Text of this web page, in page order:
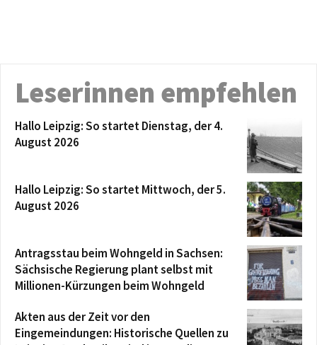
Leserinnen empfehlen
Hallo Leipzig: So startet Dienstag, der 4.
August 2026
Hallo Leipzig: So startet Mittwoch, der 5.
August 2026
Antragsstau beim Wohngeld in Sachsen:
Sächsische Regierung plant selbst mit
Millionen-Kürzungen beim Wohngeld
Akten aus der Zeit vor den
Eingemeindungen: Historische Quellen zu